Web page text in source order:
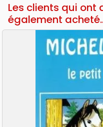
Les clients qui ont
également